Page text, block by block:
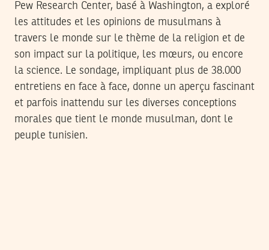
Pew Research Center, basé à Washington, a exploré
les attitudes et les opinions de musulmans à
travers le monde sur le thème de la religion et de
son impact sur la politique, les mœurs, ou encore
la science. Le sondage, impliquant plus de 38.000
entretiens en face à face, donne un aperçu fascinant
et parfois inattendu sur les diverses conceptions
morales que tient le monde musulman, dont le
peuple tunisien.